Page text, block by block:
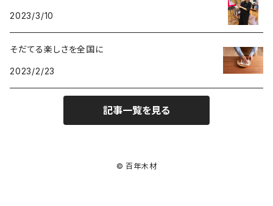
2023/3/10
そだてる楽しさを全国に
2023/2/23
記事一覧を見る
© 百年木材